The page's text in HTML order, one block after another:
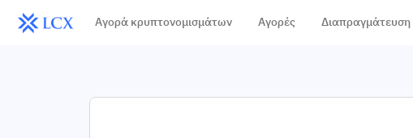
Αγορά κρυπτονομισμάτων Αγορές Διαπραγμάτευση